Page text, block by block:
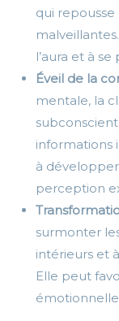
qui
l’aura et à
Éveil de la
mentale, la
informations
à
perception
surmonter
intérieurs et
Elle peut